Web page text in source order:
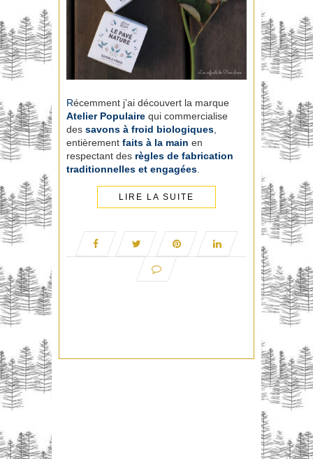
Récemment j’ai découvert la marque
Atelier Populaire qui commercialise
des savons à froid biologiques,
entièrement faits à la main en
respectant des règles de fabrication
traditionnelles et engagées.
LIRE LA SUITE